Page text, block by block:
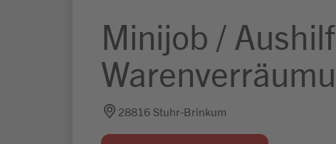
Minijob /
28816 Stuhr-Brinkum